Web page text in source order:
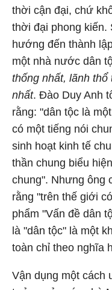
thời cận đại, chứ
thời đại phong kiến.
hướng đến thành
một nhà nước dân
thống nhất, lãnh
nhất. Đào Duy Anh
rằng: "dân tộc là
có một tiếng nói
sinh hoạt kinh tế
thần chung biểu
chung". Nhưng ông
rằng "trên thế giới
phẩm "Vấn đề dân
là "dân tộc" là một
toàn chỉ theo nghĩa
Vận dụng một cách